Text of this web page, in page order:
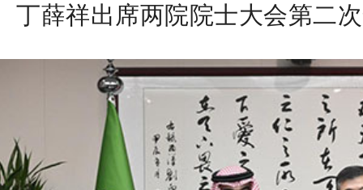
丁薛祥出席两院院士大会第二